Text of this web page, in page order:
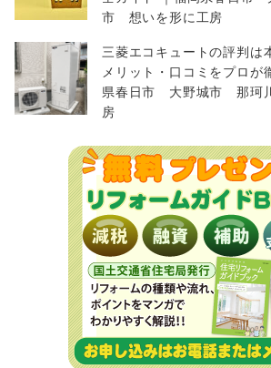
市 想いを形に工房
三菱エコキュートの評判は
メリット・口コミをプロ
県春日市 大野城市 那珂
房